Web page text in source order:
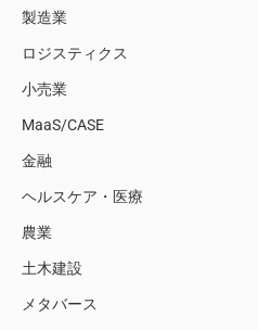
製造業
ロジスティクス
小売業
MaaS/CASE
金融
ヘルスケア・医療
農業
土木建設
メタバース